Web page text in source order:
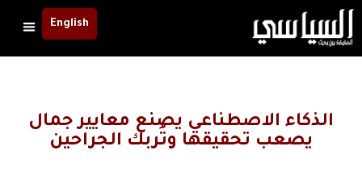
English
الذكاء الاصطناعي يصنع معايير جمال
يصعب تحقيقها وتُربك الجراحين